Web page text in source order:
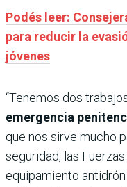
Podés leer:
para reducir la
jóvenes
“Tenemos dos
emergencia
que nos sirve mucho
seguridad, las
equipamiento